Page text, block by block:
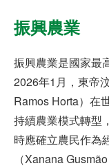
振興農業
振興農業是國家最
2026年1月，東帝
Ramos Horta）在
持續農業模式轉型
時應確立農民作為
（Xanana